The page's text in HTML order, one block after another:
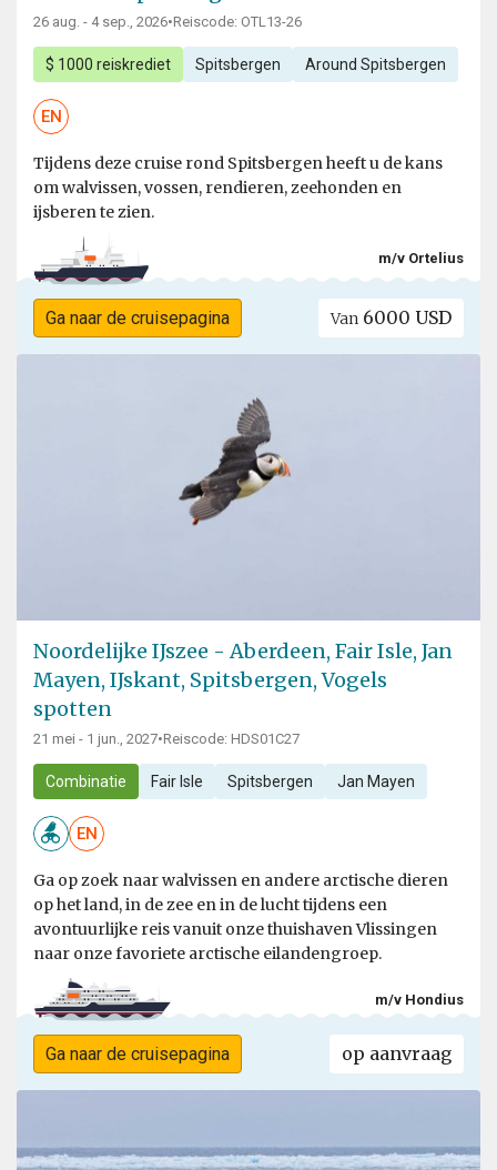
26 aug. - 4 sep., 2026•Reiscode: OTL13-26
$ 1000 reiskrediet Spitsbergen Around Spitsbergen
EN
Tijdens deze cruise rond Spitsbergen heeft u de kans
om walvissen, vossen, rendieren, zeehonden en
ijsberen te zien.
m/v Ortelius
Ga naar de cruisepagina Van 6000 USD
Noordelijke IJszee - Aberdeen, Fair Isle, Jan
Mayen, IJskant, Spitsbergen, Vogels
spotten
21 mei - 1 jun., 2027•Reiscode: HDS01C27
Combinatie Fair Isle Spitsbergen Jan Mayen
EN
Ga op zoek naar walvissen en andere arctische dieren
op het land, in de zee en in de lucht tijdens een
avontuurlijke reis vanuit onze thuishaven Vlissingen
naar onze favoriete arctische eilandengroep.
m/v Hondius
Ga naar de cruisepagina op aanvraag